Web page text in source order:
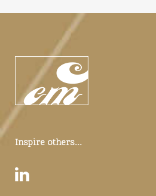
Inspire others...